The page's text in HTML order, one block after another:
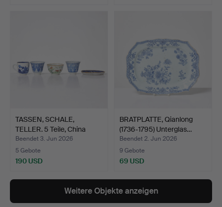
TASSEN, SCHALE,
TELLER. 5 Teile, China
und…
Beendet 3. Jun 2026
5 Gebote
190 USD
BRATPLATTE, Qianlong
(1736-1795) Unterglas…
Beendet 2. Jun 2026
9 Gebote
69 USD
Weitere Objekte anzeigen